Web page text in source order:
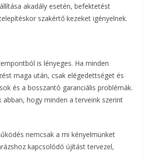
akadály esetén, befektetést
szakértő kezeket igényelnek.
is lényeges. Ha minden
maga után, csak elégedettséget és
és a bosszantó garanciális problémák.
hogy minden a terveink szerint
nemcsak a mi kényelmünket
kapcsolódó újítást tervezel,